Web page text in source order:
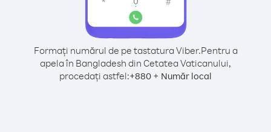
Formați numărul de pe tastatura Viber.Pentru a
apela în Bangladesh din Cetatea Vaticanului,
procedați astfel:+880 + Număr local